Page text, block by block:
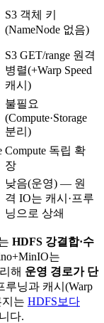
S3 객체 키
(NameNode 없음)
S3 GET/range 원격
병렬(+Warp Speed
캐시)
불필요
(Compute·Storage
분리)
Compute 독립 확
장
낮음(운영) — 원
격 IO는 캐시·프루
닝으로 상쇄
HDFS 강결합·수
는
해 운영 경로가 단
닝과 캐시(Warp
지는 HDFS보다
다.